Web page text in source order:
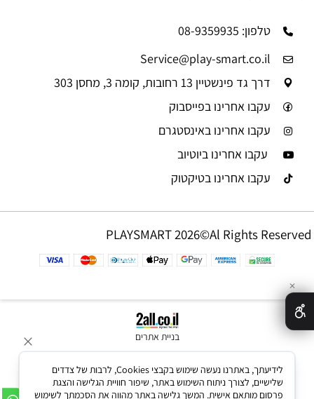
טלפון: 08-9359935
Service@play-smart.co.il
דרך גד פינשטיין 13 רחובות, קומה 3, מחסן 303
עקבו אחרינו בפייסבוק
עקבו אחרינו באינסטגרם
עקבו אחרינו ביוטיוב
עקבו אחרינו בטיקטוק
PLAYSMART 2026©Al Rights Reserved
בניית אתרים
✕
לידיעתך, באתרנו נעשה שימוש בקבצי Cookies, לרבות של צדדים
שלישיים, לצורך ניתוח השימוש באתר, שיפור חוויית הגלישה והצגת
פרסום מותאם אישית. המשך גלישה באתר מהווה את הסכמתך לשימוש